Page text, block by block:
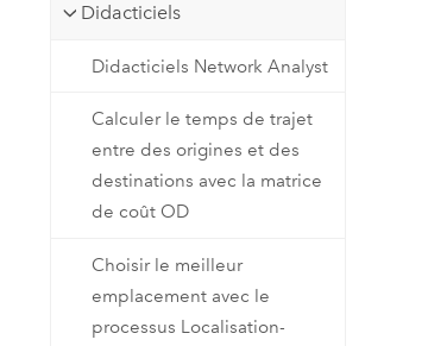
Didacticiels
Didacticiels Network Analyst
Calculer le temps de trajet
entre des origines et des
destinations avec la matrice
de coût OD
Choisir le meilleur
emplacement avec le
processus Localisation-